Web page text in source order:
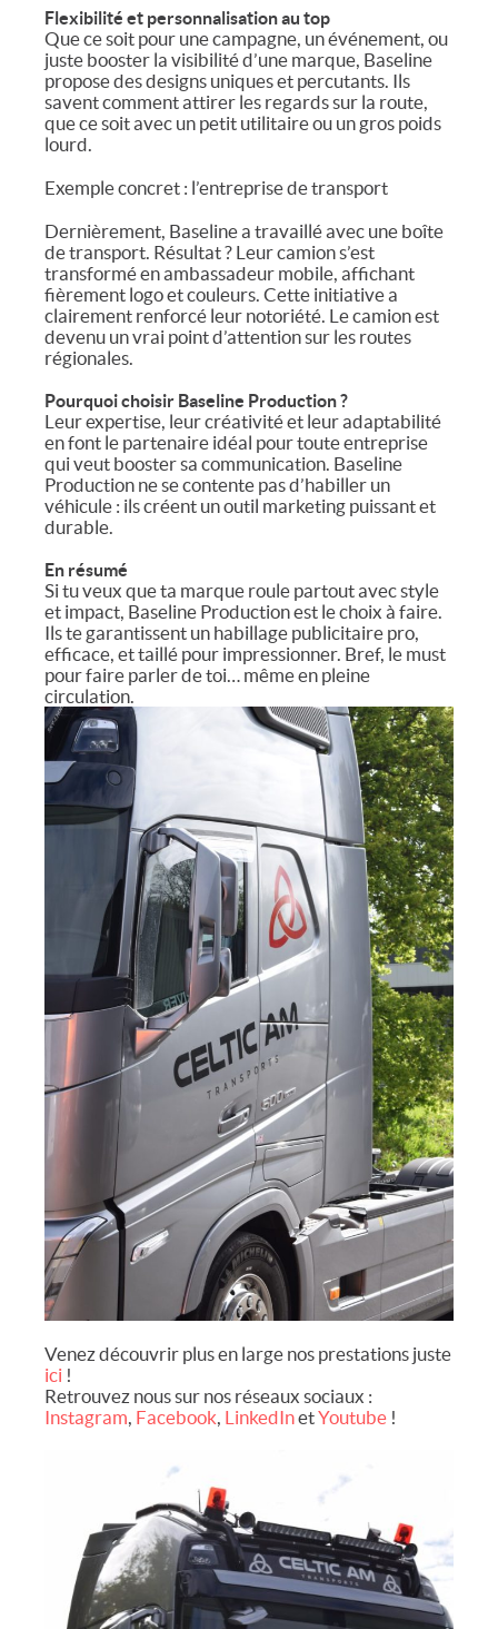
Flexibilité et personnalisation au top
Que ce soit pour une campagne, un événement, ou
juste booster la visibilité d’une marque, Baseline
propose des designs uniques et percutants. Ils
savent comment attirer les regards sur la route,
que ce soit avec un petit utilitaire ou un gros poids
lourd.
Exemple concret : l’entreprise de transport
Dernièrement, Baseline a travaillé avec une boîte
de transport. Résultat ? Leur camion s’est
transformé en ambassadeur mobile, affichant
fièrement logo et couleurs. Cette initiative a
clairement renforcé leur notoriété. Le camion est
devenu un vrai point d’attention sur les routes
régionales.
Pourquoi choisir Baseline Production ?
Leur expertise, leur créativité et leur adaptabilité
en font le partenaire idéal pour toute entreprise
qui veut booster sa communication. Baseline
Production ne se contente pas d’habiller un
véhicule : ils créent un outil marketing puissant et
durable.
En résumé
Si tu veux que ta marque roule partout avec style
et impact, Baseline Production est le choix à faire.
Ils te garantissent un habillage publicitaire pro,
efficace, et taillé pour impressionner. Bref, le must
pour faire parler de toi… même en pleine
circulation.
Venez découvrir plus en large nos prestations juste
ici !
Retrouvez nous sur nos réseaux sociaux :
Instagram, Facebook, LinkedInetYoutube !